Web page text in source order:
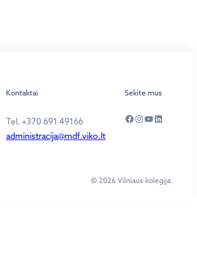
Kontaktai
Tel. +370 691 49166
administracija@mdf.viko.lt
Sekite mus
Facebook
Instagram
YouTube
LinkedIn
© 2026 Vilniaus kolegija.